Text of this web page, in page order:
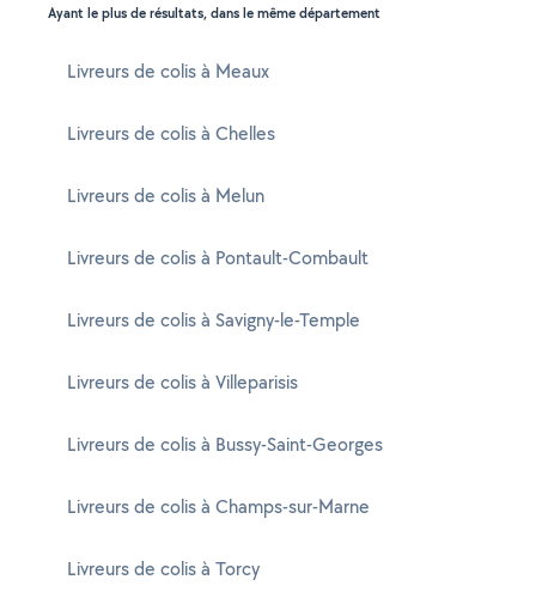
Ayant le plus de résultats, dans le même département
Livreurs de colis à Meaux
Livreurs de colis à Chelles
Livreurs de colis à Melun
Livreurs de colis à Pontault-Combault
Livreurs de colis à Savigny-le-Temple
Livreurs de colis à Villeparisis
Livreurs de colis à Bussy-Saint-Georges
Livreurs de colis à Champs-sur-Marne
Livreurs de colis à Torcy